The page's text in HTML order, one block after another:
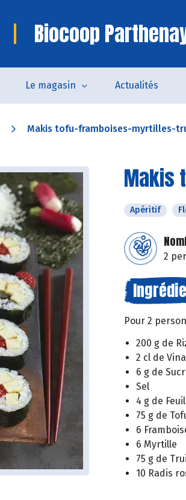
Biocoop
Le magasin Actualités
Makis tofu-framboises-myrtilles-
Makis
Apéritif
2
Pour 2
200 g de
2 cl de
6 g de
Sel
4 g de
75 g de
6
6 Myrtille
75 g de
10 Radis